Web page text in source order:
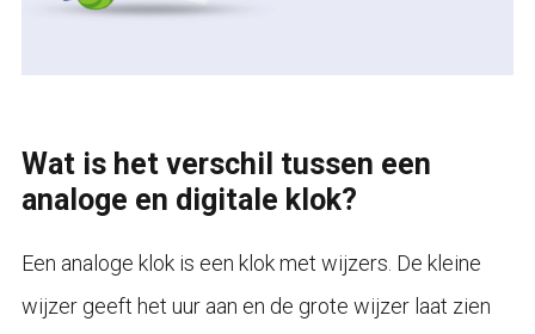
Wat is het verschil tussen een
analoge en digitale klok?
Een analoge klok is een klok met wijzers. De kleine
wijzer geeft het uur aan en de grote wijzer laat zien